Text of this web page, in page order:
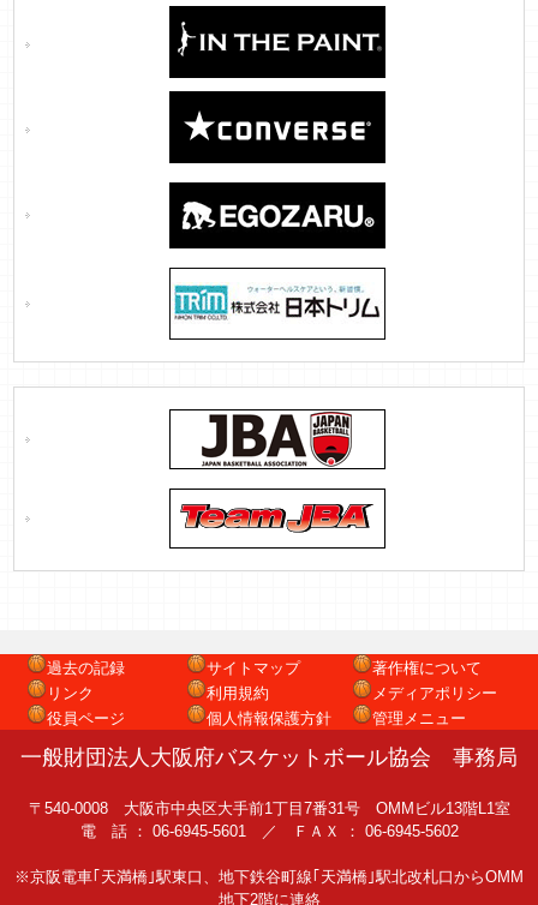
過去の記録
リンク
役員ページ
サイトマップ
利用規約
個人情報保護方針
著作権について
メディアポリシー
管理メニュー
一般財団法人大阪府バスケットボール協会 事務局
〒540-0008 大阪市中央区大手前1丁目7番31号 OMMビル13階L1室
電 話 ： 06-6945-5601 ／ ＦＡＸ ： 06-6945-5602
※京阪電車｢天満橋｣駅東口、地下鉄谷町線｢天満橋｣駅北改札口からOMM
地下2階に連絡